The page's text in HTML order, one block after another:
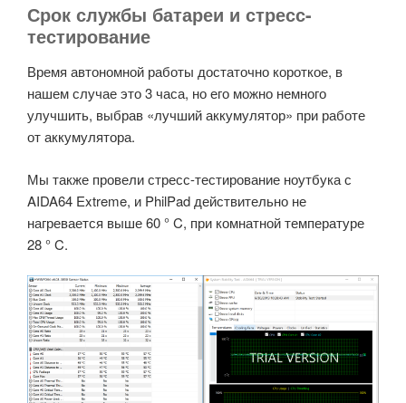
Срок службы батареи и стресс-
тестирование
Время автономной работы достаточно короткое, в
нашем случае это 3 часа, но его можно немного
улучшить, выбрав «лучший аккумулятор» при работе
от аккумулятора.
Мы также провели стресс-тестирование ноутбука с
AIDA64 Extreme, и PhilPad действительно не
нагревается выше 60 ° C, при комнатной температуре
28 ° C.